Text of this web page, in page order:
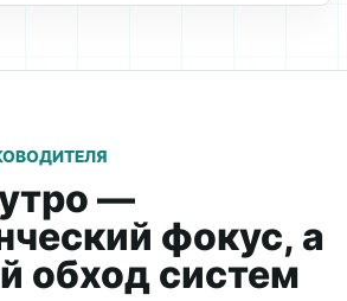
—
фокус, а
обход систем